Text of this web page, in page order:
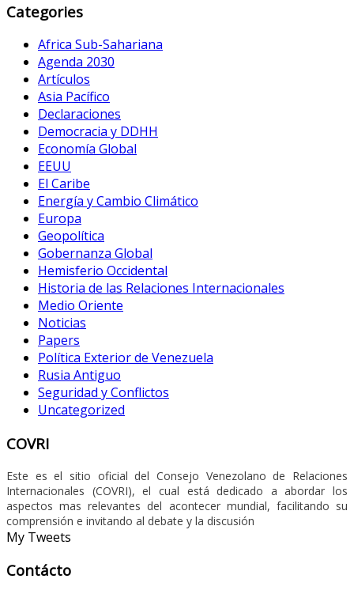
Categories
Africa Sub-Sahariana
Agenda 2030
Artículos
Asia Pacífico
Declaraciones
Democracia y DDHH
Economía Global
EEUU
El Caribe
Energía y Cambio Climático
Europa
Geopolítica
Gobernanza Global
Hemisferio Occidental
Historia de las Relaciones Internacionales
Medio Oriente
Noticias
Papers
Política Exterior de Venezuela
Rusia Antiguo
Seguridad y Conflictos
Uncategorized
COVRI
Este es el sitio oficial del Consejo Venezolano de Relaciones
Internacionales (COVRI), el cual está dedicado a abordar los
aspectos mas relevantes del acontecer mundial, facilitando su
comprensión e invitando al debate y la discusión
My Tweets
Contácto